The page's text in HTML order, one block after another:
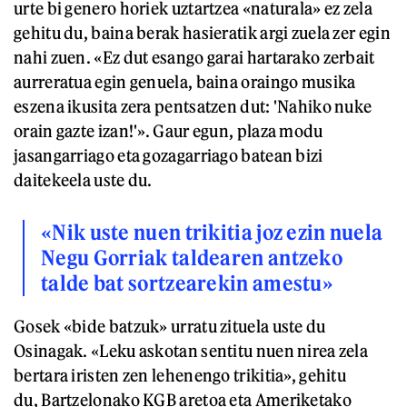
urte bi genero horiek uztartzea «naturala» ez zela
gehitu du, baina berak hasieratik argi zuela zer egin
nahi zuen. «Ez dut esango garai hartarako zerbait
aurreratua egin genuela, baina oraingo musika
eszena ikusita zera pentsatzen dut: 'Nahiko nuke
orain gazte izan!'». Gaur egun, plaza modu
jasangarriago eta gozagarriago batean bizi
daitekeela uste du.
«Nik uste nuen trikitia joz ezin nuela
Negu Gorriak taldearen antzeko
talde bat sortzearekin amestu»
Gosek «bide batzuk» urratu zituela uste du
Osinagak. «Leku askotan sentitu nuen nirea zela
bertara iristen zen lehenengo trikitia», gehitu
du, Bartzelonako KGB aretoa eta Ameriketako